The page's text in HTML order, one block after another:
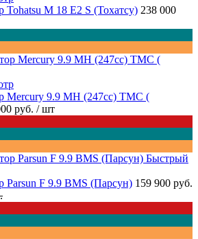
M 18 E2 S (Тохатсу) 238 000
Mercury 9.9 МН (247cc) TMC (
руб. / шт
Быстрый
Parsun F 9.9 BMS (Парсун) 159 900 руб.